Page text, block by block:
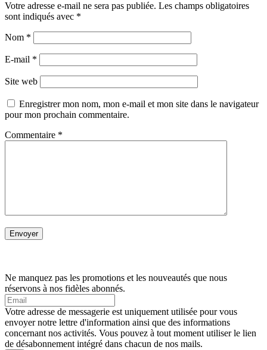
Votre adresse e-mail ne sera pas publiée. Les champs obligatoires
sont indiqués avec *
Nom *
E-mail *
Site web
Enregistrer mon nom, mon e-mail et mon site dans le navigateur
pour mon prochain commentaire.
Commentaire *
Ne manquez pas les promotions et les nouveautés que nous
réservons à nos fidèles abonnés.
Votre adresse de messagerie est uniquement utilisée pour vous
envoyer notre lettre d'information ainsi que des informations
concernant nos activités. Vous pouvez à tout moment utiliser le lien
de désabonnement intégré dans chacun de nos mails.